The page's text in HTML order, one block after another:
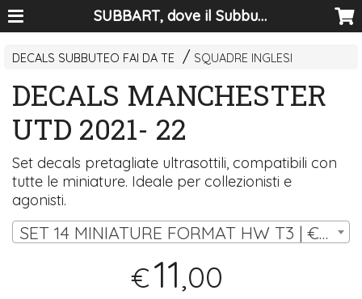
SUBBART, dove il Subbuteo diventa arte
DECALS SUBBUTEO FAI DA TE SQUADRE INGLESI
DECALS MANCHESTER
UTD 2021- 22
Set decals pretagliate ultrasottili, compatibili con
tutte le miniature. Ideale per collezionisti e
agonisti.
SET 14 MINIATURE FORMAT HW T3 | € 11,00
€11,00